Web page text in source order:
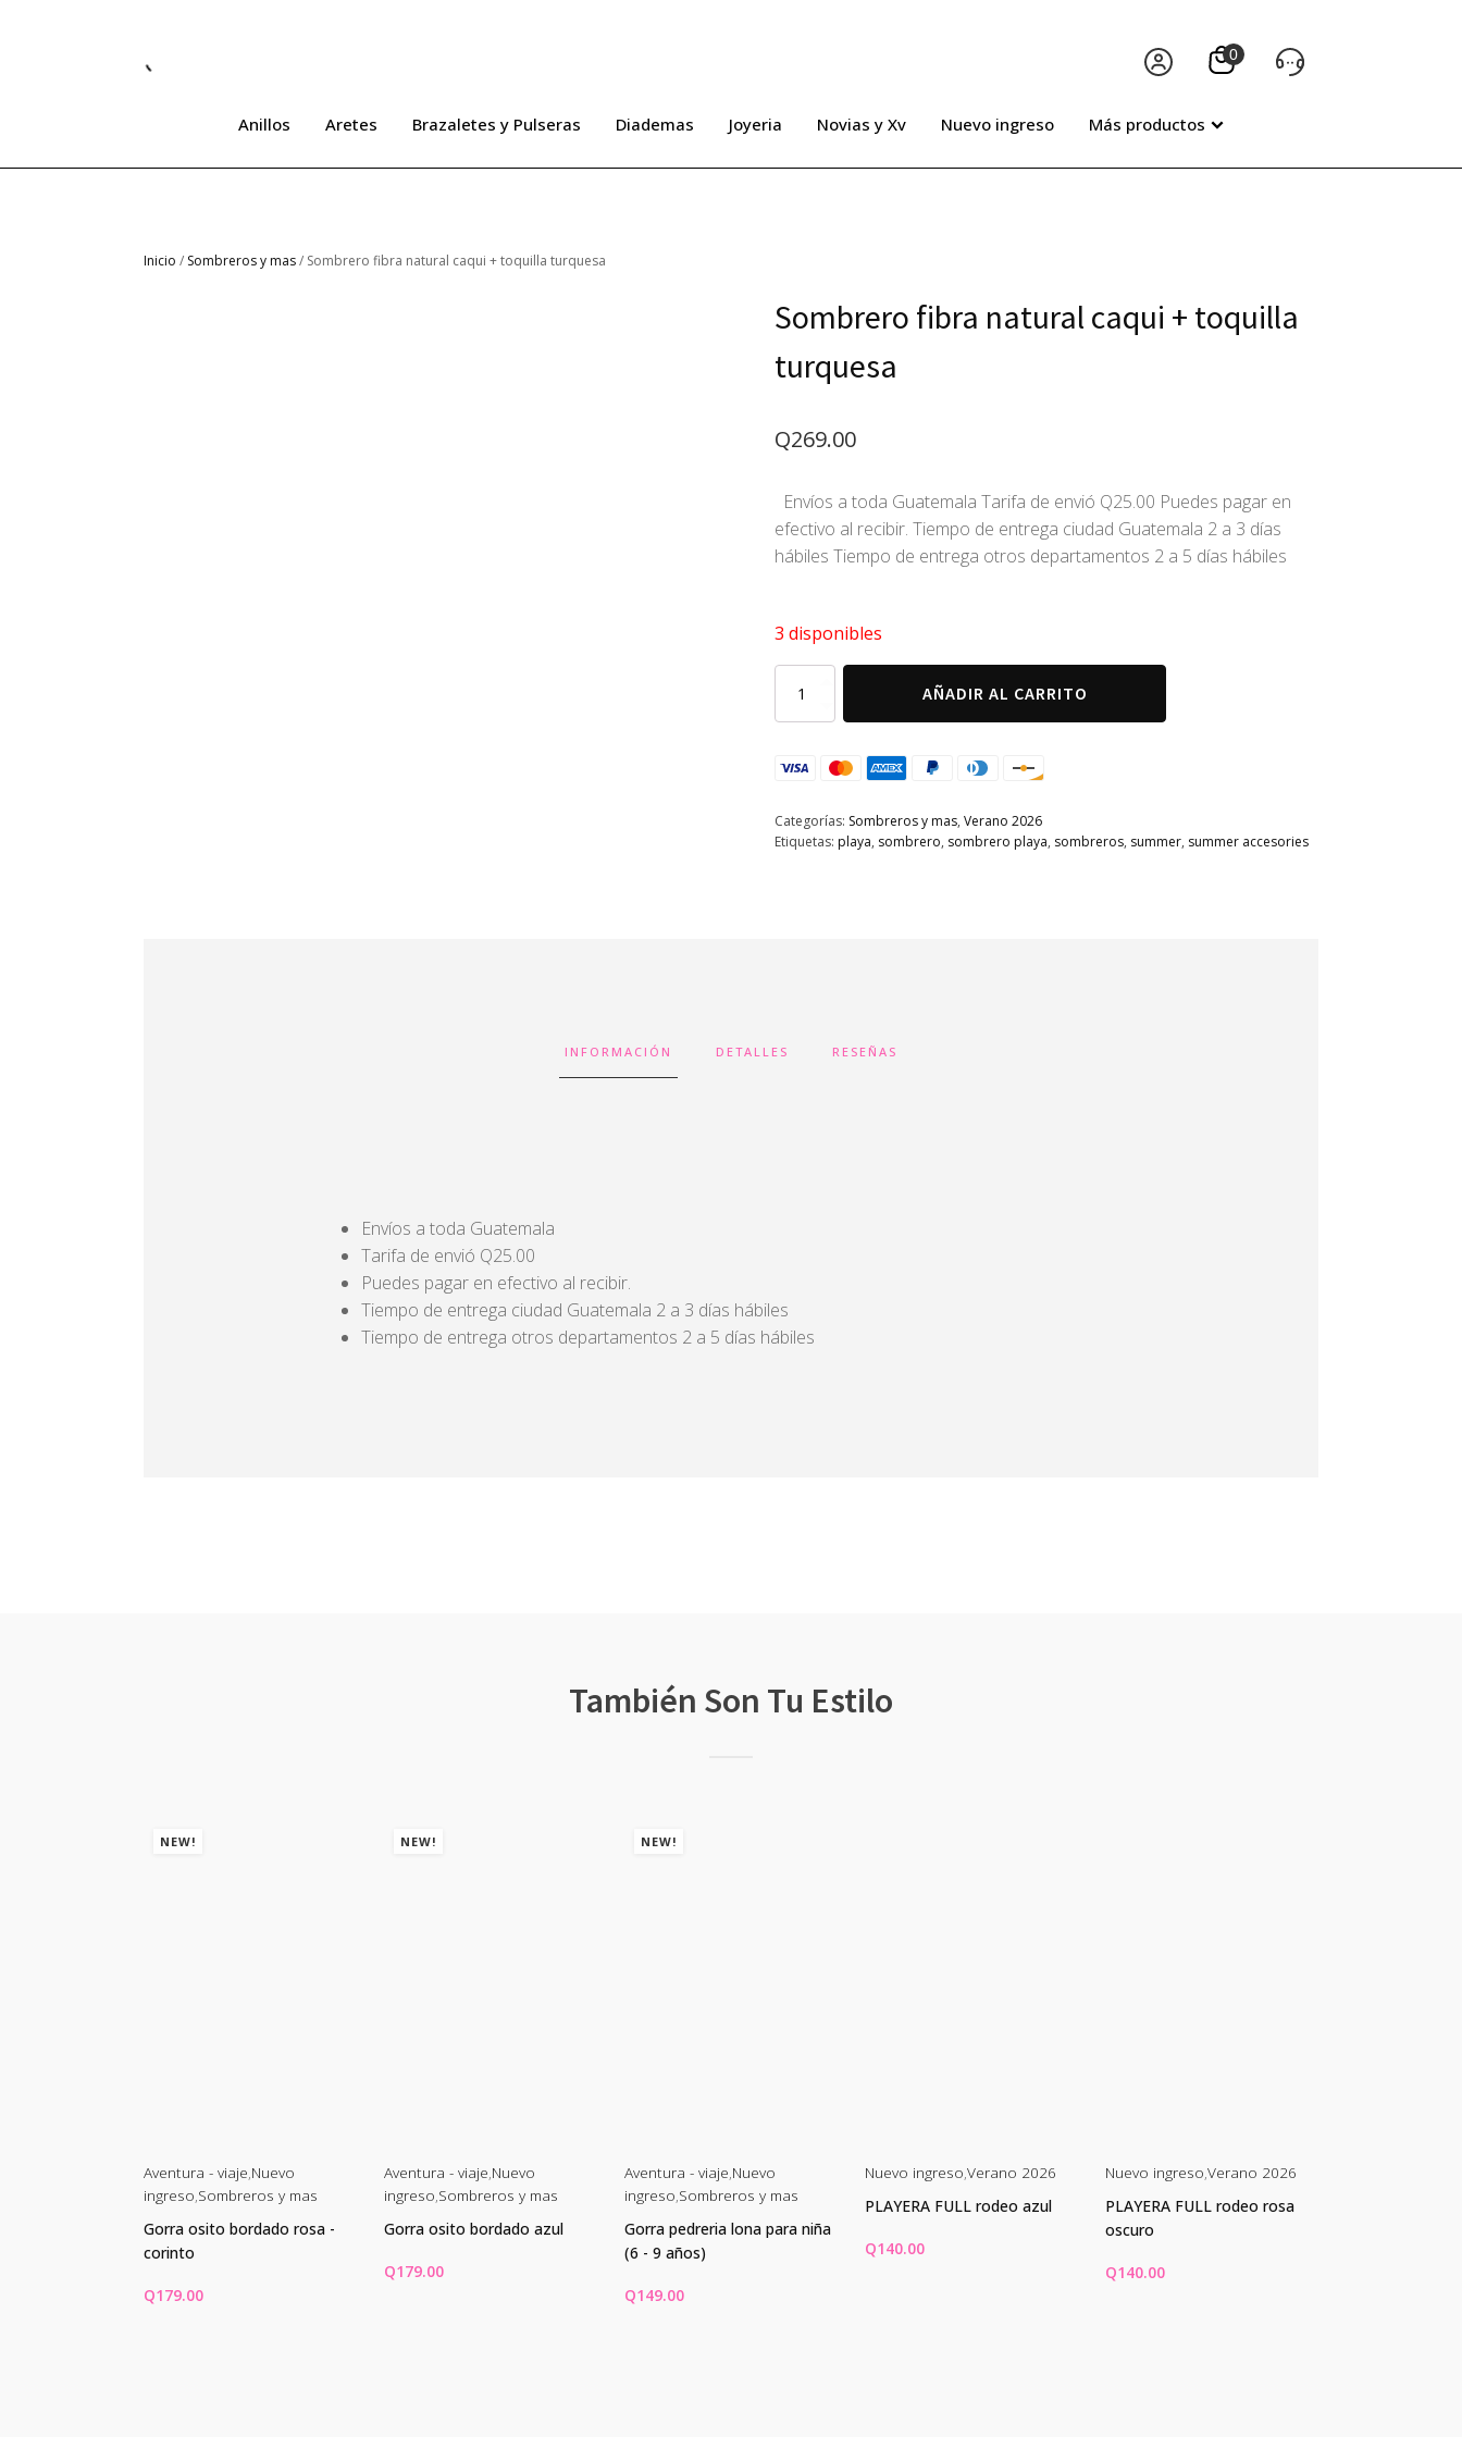
Anillos Aretes Brazaletes y Pulseras Diademas Joyeria Novias y Xv Nuevo ingreso Más productos
Inicio / Sombreros y mas/ Sombrero fibra natural caqui + toquilla turquesa
Sombrero fibra natural caqui + toquilla
turquesa
Q269.00
Envíos a toda Guatemala Tarifa de envió Q25.00 Puedes pagar en
efectivo al recibir. Tiempo de entrega ciudad Guatemala 2 a 3 días
hábiles Tiempo de entrega otros departamentos 2 a 5 días hábiles
3 disponibles
fibra
natural
+
cantidad
AÑADIR AL CARRITO
Categorías: Sombreros y mas, Verano 2026
Etiquetas: playa, sombrero, sombrero playa, sombreros, summer, summer accesories
INFORMACIÓN DETALLES RESEÑAS
Envíos a toda Guatemala
Tarifa de envió Q25.00
Puedes pagar en efectivo al recibir.
Tiempo de entrega ciudad Guatemala 2 a 3 días hábiles
Tiempo de entrega otros departamentos 2 a 5 días hábiles
También Son Tu Estilo
NEW!
Aventura - viaje,Nuevo
ingreso,Sombreros y mas
Gorra osito bordado rosa -
corinto
Q179.00
NEW!
Aventura - viaje,Nuevo
ingreso,Sombreros y mas
Gorra osito bordado azul
Q179.00
NEW!
Aventura - viaje,Nuevo
ingreso,Sombreros y mas
Gorra pedreria lona para niña
(6 - 9 años)
Q149.00
Nuevo ingreso,Verano 2026
PLAYERA FULL rodeo azul
Q140.00
Nuevo ingreso,Verano 2026
PLAYERA FULL rodeo rosa
oscuro
Q140.00